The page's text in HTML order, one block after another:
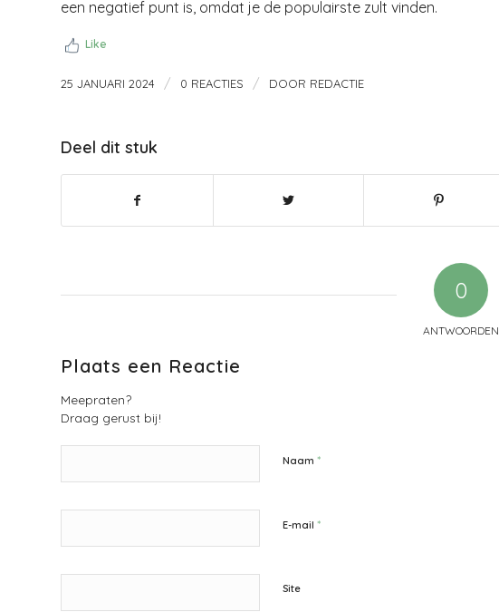
een negatief punt is, omdat je de populairste zult vinden.
Like
25 JANUARI 2024 / 0 REACTIES / DOOR REDACTIE
Deel dit stuk
0
ANTWOORDEN
Plaats een Reactie
Meepraten?
Draag gerust bij!
Naam *
E-mail *
Site